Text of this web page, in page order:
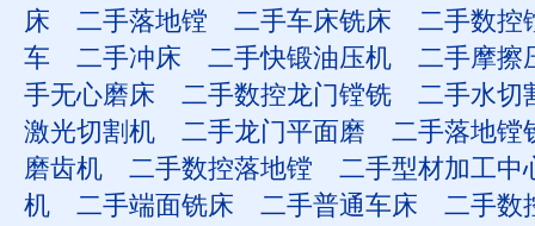
床
二手落地镗 二手车床铣床
二手数控
车
二手冲床 二手快锻油压机
二手摩擦
手无心磨床
二手数控龙门镗铣
二手水切
激光切割机
二手龙门平面磨
二手落地镗
磨齿机
二手数控落地镗
二手型材加工中
机
二手端面铣床 二手普通车床
二手数